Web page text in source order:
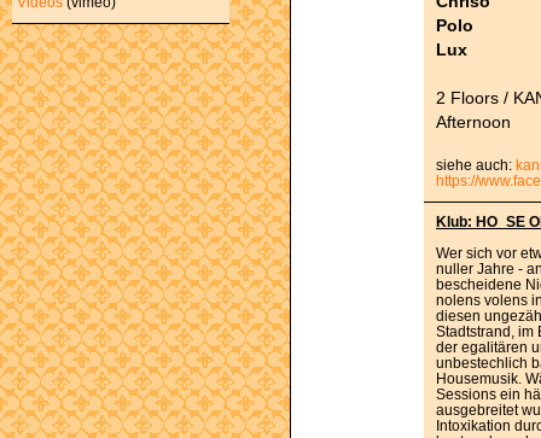
Polo
Lux
2 Floors /
Afternoon
siehe auch:
https://
Klub: HO_SE
Wer sich vor
nuller Jahre -
bescheidene
nolens volens
diesen
Stadtstrand, im
der egalitären
unbestechlich
Housemusik.
Sessions ein
ausgebreitet
Intoxikation